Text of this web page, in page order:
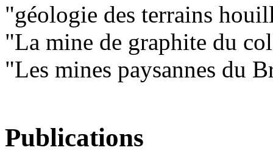
"géologie des terrains
"La mine de graphite du
"Les mines paysannes du
Publications